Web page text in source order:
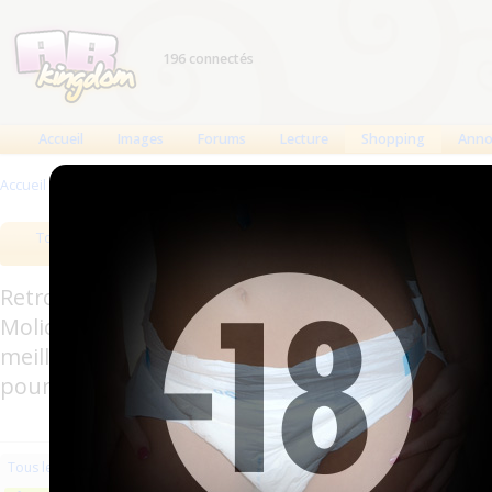
196 connectés
Accueil Images Forums Lecture Shopping
Accueil >
Tous les produits
Retrouverez sur cette page les meilleures
Molicare, Comficare, Confiance, Depend,
meilleurs produits aussi bien pour les
pour l'incontinence.
Tous les produits
Les plus récents Trier par nom